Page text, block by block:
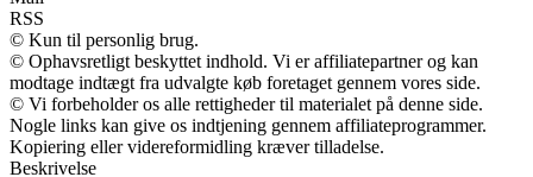
RSS
© Kun til personlig brug.
© Ophavsretligt beskyttet indhold. Vi er affiliatepartner og kan
modtage indtægt fra udvalgte køb foretaget gennem vores side.
© Vi forbeholder os alle rettigheder til materialet på denne side.
Nogle links kan give os indtjening gennem affiliateprogrammer.
Kopiering eller videreformidling kræver tilladelse.
Beskrivelse